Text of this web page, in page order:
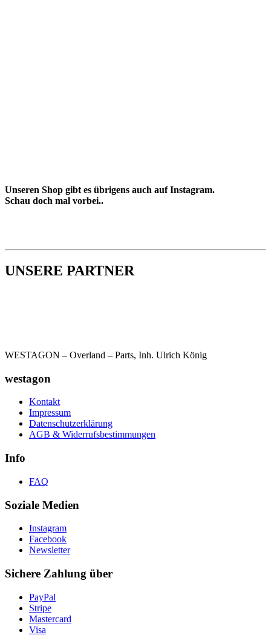
Unseren Shop gibt es übrigens auch auf Instagram.
Schau doch mal vorbei..
UNSERE PARTNER
WESTAGON – Overland – Parts, Inh. Ulrich König
westagon
Kontakt
Impressum
Datenschutzerklärung
AGB & Widerrufsbestimmungen
Info
FAQ
Soziale Medien
Instagram
Facebook
Newsletter
Sichere Zahlung über
PayPal
Stripe
Mastercard
Visa